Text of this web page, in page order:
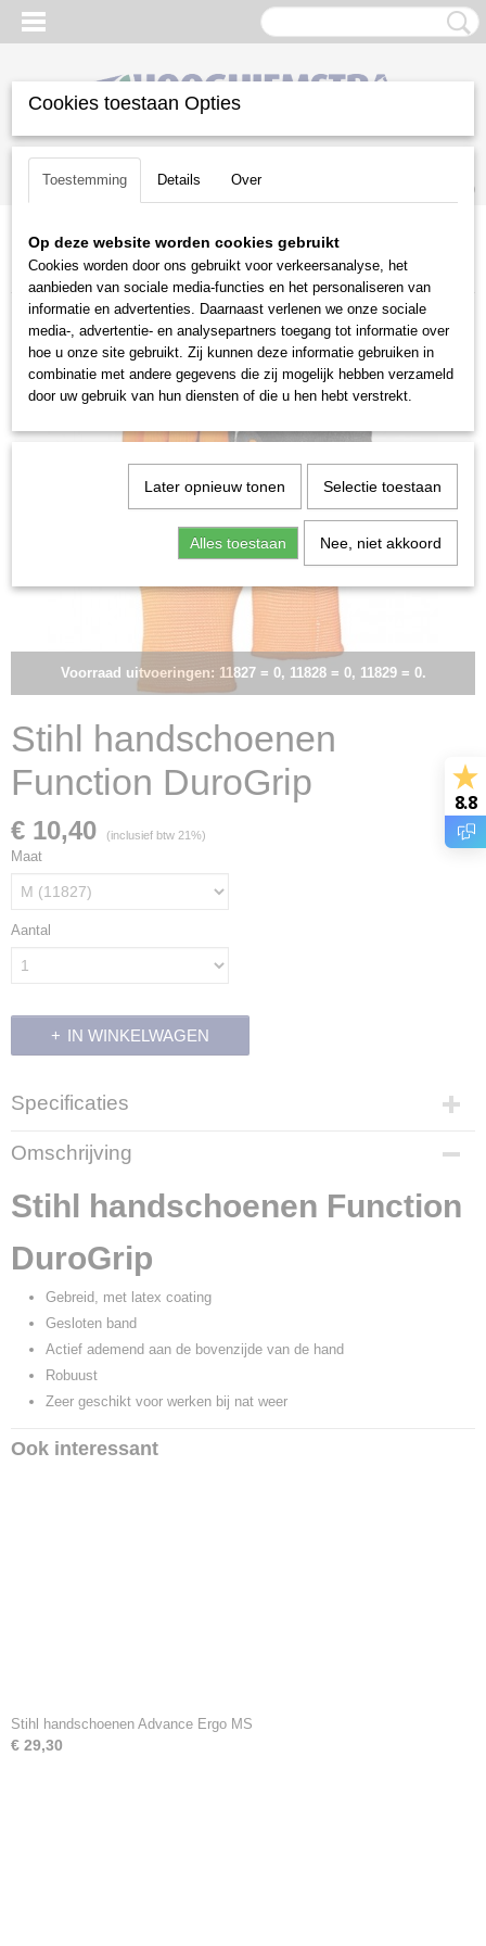
Inloggen Registreren
(0)
Home >Diversen>Handschoenen>Stihl handschoenen Function
DuroGrip
Voorraad uitvoeringen: 11827 = 0, 11828 = 0, 11829 = 0.
Stihl handschoenen
Function DuroGrip
€ 10,40 (inclusief btw 21%)
Maat
Aantal
IN WINKELWAGEN
Specificaties
Productcode
11827
Productcode leverancier
0088 611 10..
Omschrijving
Stihl handschoenen Function
DuroGrip
Gebreid, met latex coating
Gesloten band
Actief ademend aan de bovenzijde van de hand
Robuust
Zeer geschikt voor werken bij nat weer
Ook interessant
Stihl handschoenen Advance Ergo MS
€ 29,30
8.8
Cookies toestaan Opties
Toestemming Details Over
Op deze website worden cookies gebruikt
Cookies worden door ons gebruikt voor verkeersanalyse, het
aanbieden van sociale media-functies en het personaliseren van
informatie en advertenties. Daarnaast verlenen we onze sociale
media-, advertentie- en analysepartners toegang tot informatie over
hoe u onze site gebruikt. Zij kunnen deze informatie gebruiken in
combinatie met andere gegevens die zij mogelijk hebben verzameld
door uw gebruik van hun diensten of die u hen hebt verstrekt.
Later opnieuw tonen Selectie toestaan
Alles toestaan Nee, niet akkoord